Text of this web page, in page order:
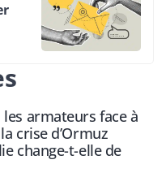
armateurs face à
crise d’Ormuz
change-t-elle de